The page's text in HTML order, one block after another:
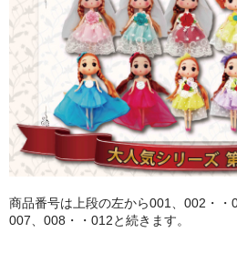
ORANGE
SALMON PINK
ABOUT
CONTACT
商品番号は上段の左から001、002・・
007、008・・012と続きます。